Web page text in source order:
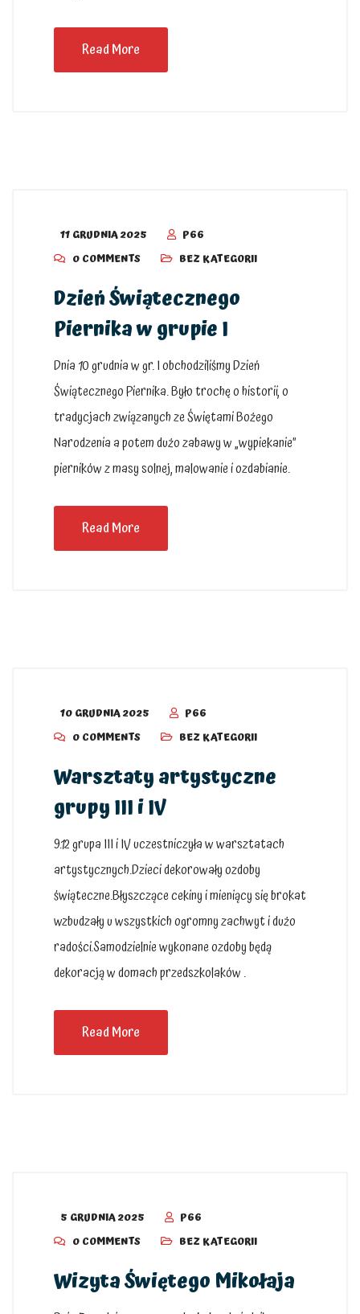
Read More
11 GRUDNIA 2025
P66
0 COMMENTS
BEZ KATEGORII
Dzień Świątecznego
Piernika w grupie I
Dnia 10 grudnia w gr. I obchodziliśmy Dzień
Świątecznego Piernika. Było trochę o historii, o
tradycjach związanych ze Świętami Bożego
Narodzenia a potem dużo zabawy w „wypiekanie”
pierników z masy solnej, malowanie i ozdabianie.
Read More
10 GRUDNIA 2025
P66
0 COMMENTS
BEZ KATEGORII
Warsztaty artystyczne
grupy III i IV
9.12 grupa III i IV uczestniczyła w warsztatach
artystycznych.Dzieci dekorowały ozdoby
świąteczne.Błyszczące cekiny i mieniący się brokat
wzbudzały u wszystkich ogromny zachwyt i dużo
radości.Samodzielnie wykonane ozdoby będą
dekoracją w domach przedszkolaków .
Read More
5 GRUDNIA 2025
P66
0 COMMENTS
BEZ KATEGORII
Wizyta Świętego Mikołaja